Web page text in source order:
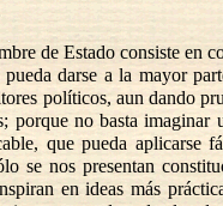
de Estado consiste en
darse a la mayor
políticos, aun dando
porque no basta imaginar
que pueda aplicarse
se nos presentan
en ideas más